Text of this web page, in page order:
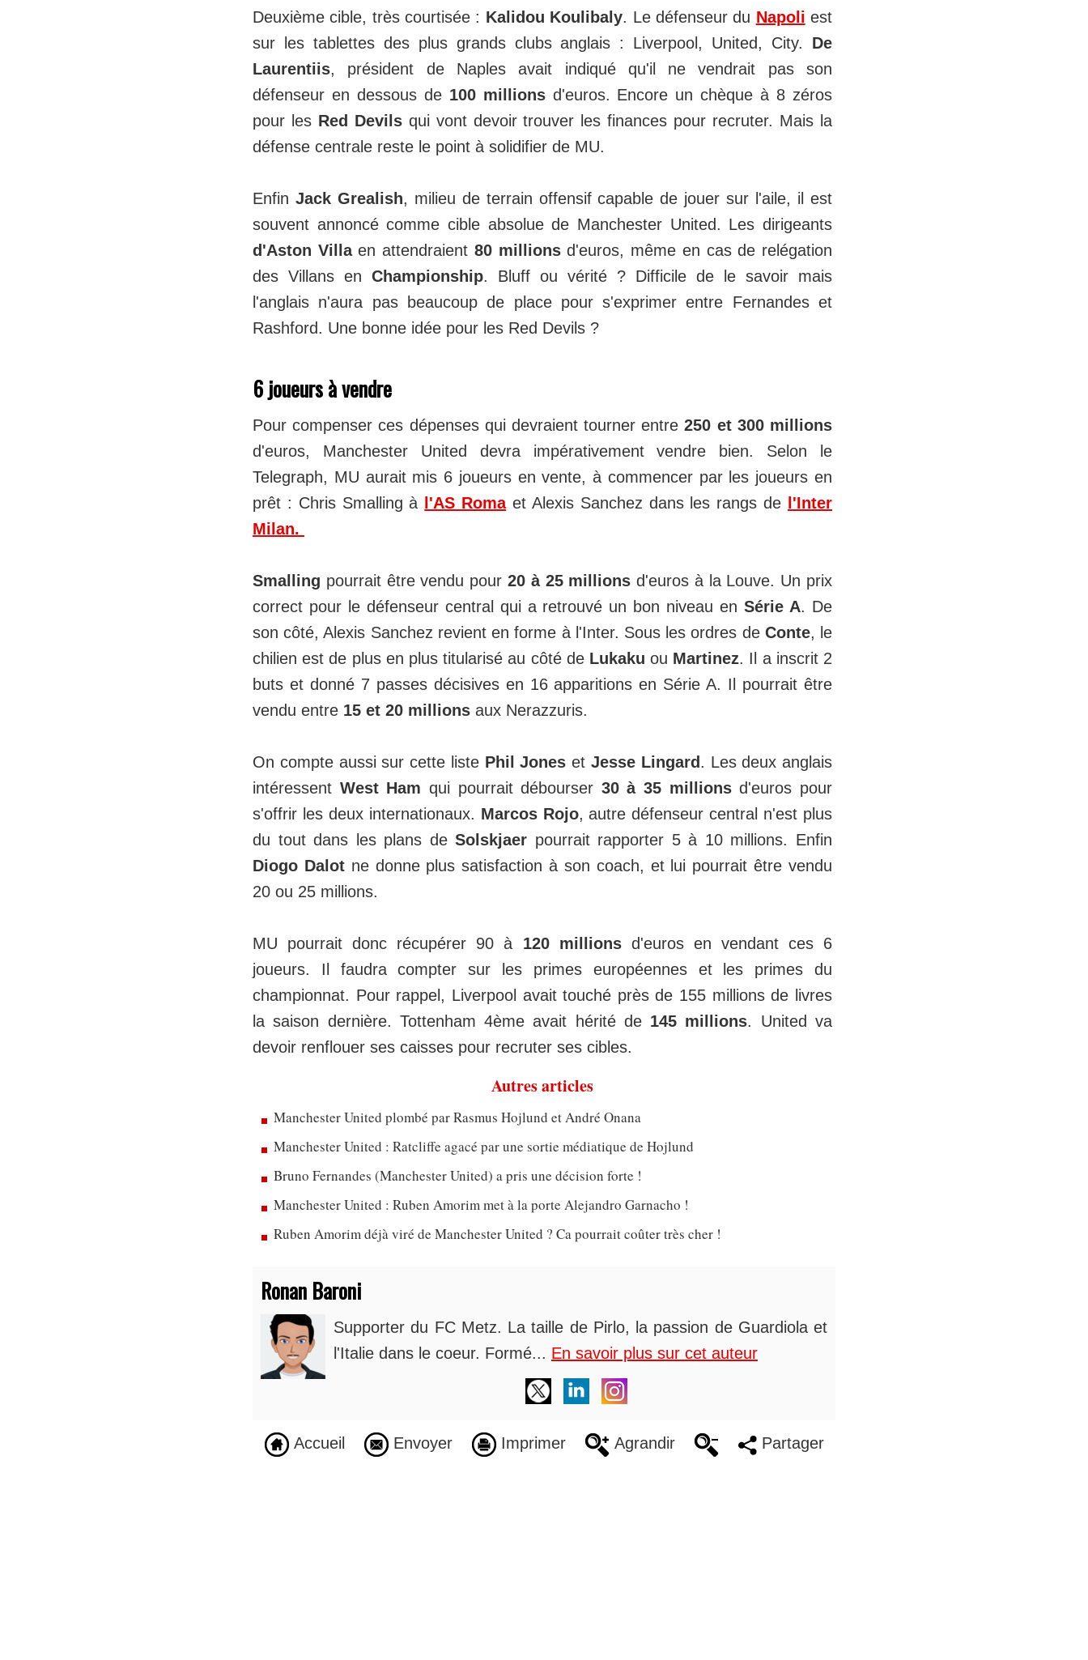
Deuxième cible, très courtisée : Kalidou Koulibaly. Le défenseur du Napoli est
sur les tablettes des plus grands clubs anglais : Liverpool, United, City. De
Laurentiis, président de Naples avait indiqué qu'il ne vendrait pas son
défenseur en dessous de 100 millionsd'euros. Encore un chèque à 8 zéros
pour les Red Devilsqui vont devoir trouver les finances pour recruter. Mais la
défense centrale reste le point à solidifier de MU.
Enfin Jack Grealish, milieu de terrain offensif capable de jouer sur l'aile, il est
souvent annoncé comme cible absolue de Manchester United. Les dirigeants
d'Aston Villaen attendraient 80 millionsd'euros, même en cas de relégation
des Villans en Championship. Bluff ou vérité ? Difficile de le savoir mais
l'anglais n'aura pas beaucoup de place pour s'exprimer entre Fernandes et
Rashford. Une bonne idée pour les Red Devils ?
6 joueurs à vendre
Pour compenser ces dépenses qui devraient tourner entre250 et 300 millions
d'euros, Manchester United devra impérativement vendre bien. Selon le
Telegraph, MU aurait mis 6 joueurs en vente, à commencer par les joueurs en
prêt : Chris Smalling à
l'AS Romaet Alexis Sanchez dans les rangs de
l'Inter
Milan.
Smalling pourrait être vendu pour 20 à 25 millions d'euros à la Louve. Un prix
correct pour le défenseur central qui a retrouvé un bon niveau enSérie A. De
son côté, Alexis Sanchez revient en forme à l'Inter. Sous les ordres de Conte, le
chilien est de plus en plus titularisé au côté de Lukakuou Martinez. Il a inscrit 2
buts et donné 7 passes décisives en 16 apparitions en Série A. Il pourrait être
vendu entre 15 et 20 millions aux Nerazzuris.
On compte aussi sur cette liste Phil Jones et Jesse Lingard . Les deux anglais
intéressent West Ham qui pourrait débourser 30 à 35 millionsd'euros pour
s'offrir les deux internationaux. Marcos Rojo, autre défenseur central n'est plus
du tout dans les plans deSolskjaer pourrait rapporter 5 à 10 millions. Enfin
Diogo Dalotne donne plus satisfaction à son coach, et lui pourrait être vendu
20 ou 25 millions.
MU pourrait donc récupérer 90 à 120 millionsd'euros en vendant ces 6
joueurs. Il faudra compter sur les primes européennes et les primes du
championnat. Pour rappel, Liverpool avait touché près de 155 millions de livres
la saison dernière. Tottenham 4ème avait hérité de 145 millions. United va
devoir renflouer ses caisses pour recruter ses cibles.
Autres articles
Manchester United plombé par Rasmus Hojlund et André Onana
Manchester United : Ratcliffe agacé par une sortie médiatique de Hojlund
Bruno Fernandes (Manchester United) a pris une décision forte !
Manchester United : Ruben Amorim met à la porte Alejandro Garnacho !
Ruben Amorim déjà viré de Manchester United ? Ca pourrait coûter très cher !
Ronan Baroni
Supporter du FC Metz. La taille de Pirlo, la passion de Guardiola et
l'Italie dans le coeur. Formé... En savoir plus sur cet auteur
Accueil Envoyer Imprimer Agrandir Partager